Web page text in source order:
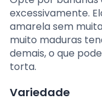
excessivamente.
amarela sem
muito maduras
demais, o que
torta.
Variedade